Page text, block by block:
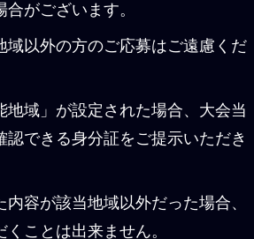
がございます。
以外の方のご応募はご遠慮くだ
域」が設定された場合、大会当
認できる身分証をご提示いただき
容が該当地域以外だった場合、
ことは出来ません。